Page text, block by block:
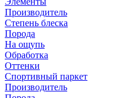
Производитель
Степень блеска
Порода
На ощупь
Обработка
Оттенки
Спортивный паркет
Производитель